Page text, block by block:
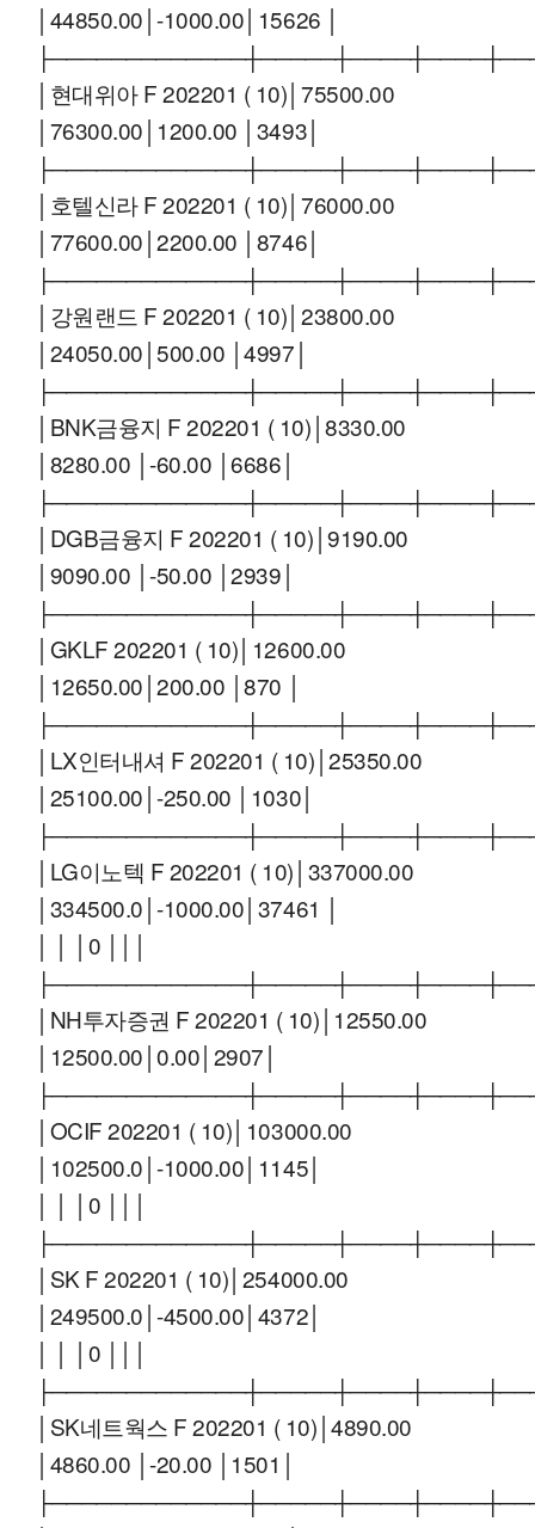
│44850.00│-1000.00│15626 │
│현대위아 F 202201 ( 10)│75500.00
│76300.00│1200.00 │3493│
│호텔신라 F 202201 ( 10)│76000.00
│77600.00│2200.00 │8746│
│강원랜드 F 202201 ( 10)│23800.00
│24050.00│500.00 │4997│
│BNK금융지 F 202201 ( 10)│8330.00
│8280.00 │-60.00 │6686│
│DGB금융지 F 202201 ( 10)│9190.00
│9090.00 │-50.00 │2939│
│GKLF 202201 ( 10)│12600.00
│12650.00│200.00 │870 │
│LX인터내셔 F 202201 ( 10)│25350.00
│25100.00│-250.00 │1030│
│LG이노텍 F 202201 ( 10)│337000.00
│334500.0│-1000.00│37461 │
│ │ │0 │││
│NH투자증권 F 202201 ( 10)│12550.00
│12500.00│0.00│2907│
│OCIF 202201 ( 10)│103000.00
│102500.0│-1000.00│1145│
│ │ │0 │││
│SK F 202201 ( 10)│254000.00
│249500.0│-4500.00│4372│
│ │ │0 │││
│SK네트웍스 F 202201 ( 10)│4890.00
│4860.00 │-20.00 │1501│